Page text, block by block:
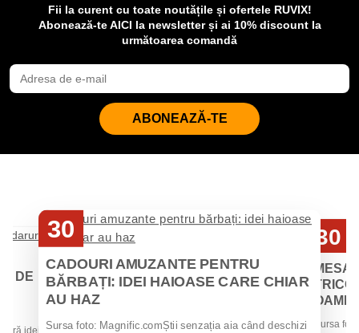
Fii la curent cu toate noutățile și ofertele RUVIX!
Abonează-te AICI la newsletter și ai 10% discount la
următoarea comandă
ABONEAZĂ-TE
DE
30
CADOURI AMUZANTE PENTRU
BĂRBAȚI: IDEI HAIOASE CARE CHIAR
AU HAZ
Sursa foto: Magnific.comȘtii senzația aia când deschizi
30
Sursa